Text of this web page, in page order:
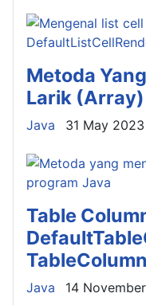
Metoda
Larik (Array)
Details
Java 31 May 2023
Table
Details
Java 14